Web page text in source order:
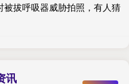
拔呼吸器威胁拍照，有人猜
讯